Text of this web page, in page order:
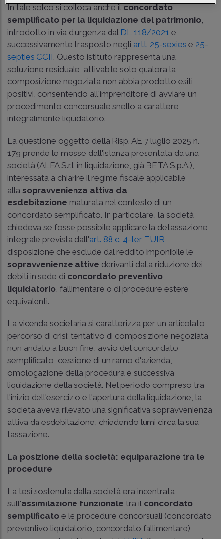
In tale solco si colloca anche ilconcordato
semplificato per la liquidazione del patrimonio,
introdotto in via d'urgenza dal DL 118/2021 e
successivamente trasposto negli artt. 25-sexies e 25-
septies CCII. Questo istituto rappresenta una
soluzione residuale, attivabile solo qualora la
composizione negoziata non abbia prodotto esiti
positivi, consentendo all'imprenditore di avviare un
procedimento concorsuale snello a carattere
integralmente liquidatorio.
La questione oggetto della Risp. AE 7 luglio 2025 n.
179 prende le mosse dall'istanza presentata da una
società (ALFA S.r.l. in liquidazione, già BETA S.p.A.),
interessata a chiarire il regime fiscale applicabile
alla sopravvenienza attiva da
esdebitazione maturata nel contesto di un
concordato semplificato. In particolare, la società
chiedeva se fosse possibile applicare la detassazione
integrale prevista dall'art. 88 c. 4-ter TUIR,
disposizione che esclude dal reddito imponibile le
sopravvenienze attive derivanti dalla riduzione dei
debiti in sede di concordato preventivo
liquidatorio, fallimentare o di procedure estere
equivalenti.
La vicenda societaria si caratterizza per un articolato
percorso di crisi: tentativo di composizione negoziata
non andato a buon fine, avvio del concordato
semplificato, cessione di un ramo d'azienda,
omologazione della procedura e successiva
liquidazione della società. Nel periodo compreso tra
l'inizio dell'esercizio e l'apertura della liquidazione, la
società aveva rilevato una significativa sopravvenienza
attiva da esdebitazione, chiedendo lumi circa la sua
tassazione.
La posizione della società: equiparazione tra le
procedure
La tesi sostenuta dalla società era incentrata
sull'assimilazione funzionale tra il concordato
semplificato e le procedure concorsuali (concordato
preventivo liquidatorio, concordato fallimentare)